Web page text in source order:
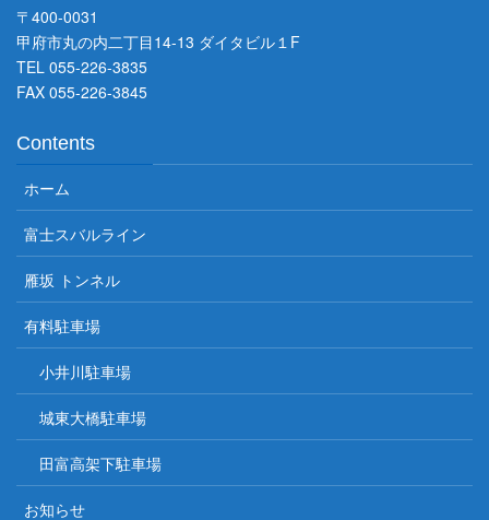
〒400-0031
甲府市丸の内二丁目14-13 ダイタビル１F
TEL 055-226-3835
FAX 055-226-3845
Contents
ホーム
富士スバルライン
雁坂 トンネル
有料駐車場
小井川駐車場
城東大橋駐車場
田富高架下駐車場
お知らせ